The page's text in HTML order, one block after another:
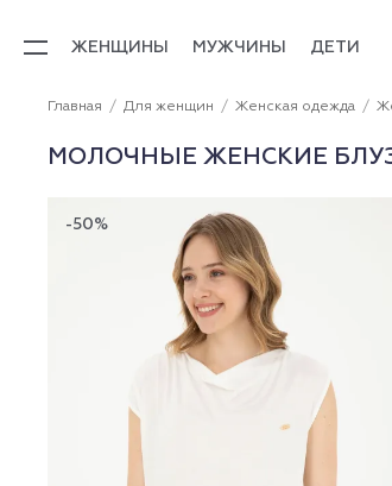
ЖЕНЩИНЫ МУЖЧИНЫ ДЕТИ
Главная Для женщин Женская одежда
МОЛОЧНЫЕ ЖЕНСКИЕ
-50%